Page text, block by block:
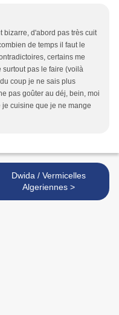
bizarre, d'abord pas très cuit
de temps il faut le
certains me
surtout pas le faire (voilà
coup je ne sais plus
pas goûter au déj, bein, moi
cuisine que je ne mange
Dwida / Vermicelles
Algeriennes >